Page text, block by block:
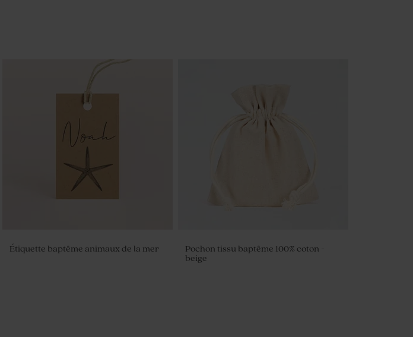
Étiquette baptême animaux de la mer
Pochon tissu baptême 100% coton -
beige